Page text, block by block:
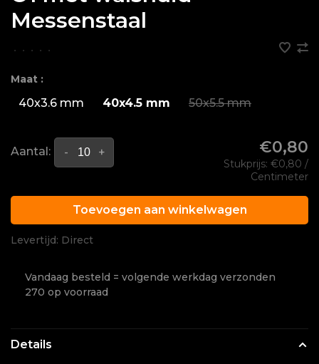
Messenstaal
• • • • •
Maat :
40x3.6 mm 40x4.5 mm 50x5.5 mm
Aantal: +
- €0,80
Stukprijs: €0,80 /
Centimeter
Toevoegen aan winkelwagen
Levertijd: Direct
Vandaag besteld = volgende werkdag verzonden
270 op voorraad
Details